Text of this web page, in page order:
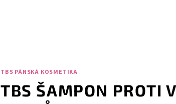
TBS PÁNSKÁ KOSMETIKA
TBS ŠAMPON PROTI